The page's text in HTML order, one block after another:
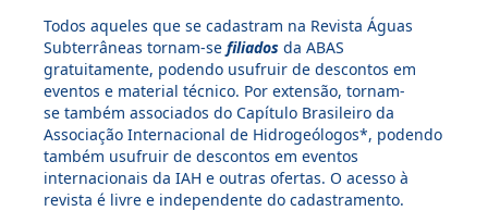
Todos aqueles que se cadastram na Revista Águas
Subterrâneas tornam-se filiados da ABAS
gratuitamente, podendo usufruir de descontos em
eventos e material técnico. Por extensão, tornam-
se também associados do Capítulo Brasileiro da
Associação Internacional de Hidrogeólogos*, podendo
também usufruir de descontos em eventos
internacionais da IAH e outras ofertas. O acesso à
revista é livre e independente do cadastramento.